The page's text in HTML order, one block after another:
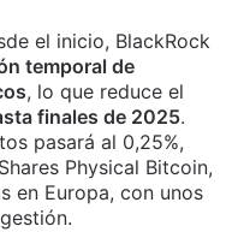
el inicio, BlackRock
temporal de
, lo que reduce el
finales de 2025.
pasará al 0,25%,
Physical Bitcoin,
en Europa, con unos